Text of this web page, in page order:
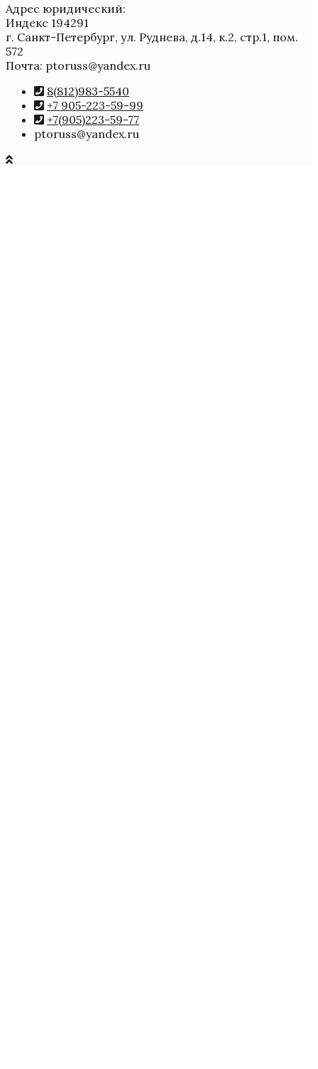
Адрес юридический:
Индекс 194291
г. Санкт-Петербург, ул. Руднева, д.14, к.2, стр.1, пом.
572
Почта: ptoruss@yandex.ru
8(812)983-5540
+7 905-223-59-99
+7(905)223-59-77
ptoruss@yandex.ru